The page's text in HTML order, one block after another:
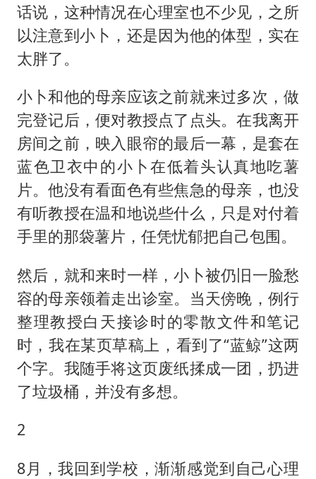
话说，这种情况在心理室也不少见，之所
以注意到小卜，还是因为他的体型，实在
太胖了。
小卜和他的母亲应该之前就来过多次，做
完登记后，便对教授点了点头。在我离开
房间之前，映入眼帘的最后一幕，是套在
蓝色卫衣中的小卜在低着头认真地吃薯
片。他没有看面色有些焦急的母亲，也没
有听教授在温和地说些什么，只是对付着
手里的那袋薯片，任凭忧郁把自己包围。
然后，就和来时一样，小卜被仍旧一脸愁
容的母亲领着走出诊室。当天傍晚，例行
整理教授白天接诊时的零散文件和笔记
时，我在某页草稿上，看到了“蓝鲸”这两
个字。我随手将这页废纸揉成一团，扔进
了垃圾桶，并没有多想。
2
8月，我回到学校，渐渐感觉到自己心理